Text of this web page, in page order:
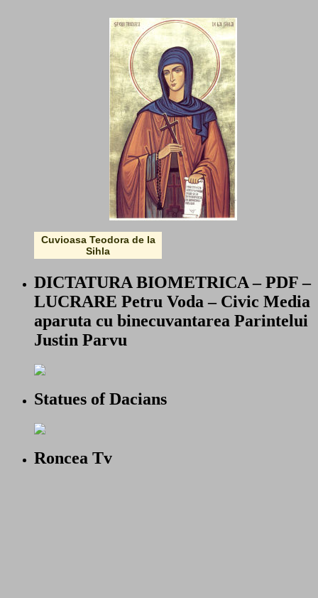
Cuvioasa Teodora de la
Sihla
DICTATURA BIOMETRICA – PDF –
LUCRARE Petru Voda – Civic Media
aparuta cu binecuvantarea Parintelui
Justin Parvu
Statues of Dacians
Roncea Tv